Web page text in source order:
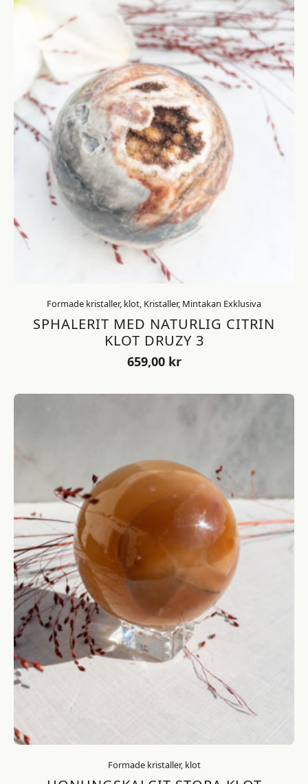
Formade kristaller, klot, Kristaller, Mintakan Exklusiva
SPHALERIT MED NATURLIG CITRIN
KLOT DRUZY 3
659,00 kr
Formade kristaller, klot